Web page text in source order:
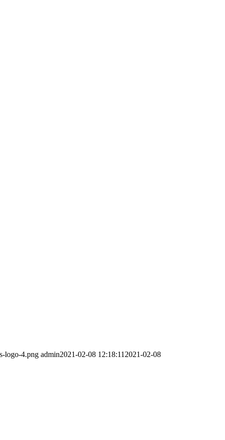
logo-4.png admin2021-02-08 12:18:112021-02-08